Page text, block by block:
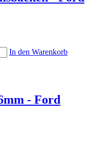
In den Warenkorb
- Ford